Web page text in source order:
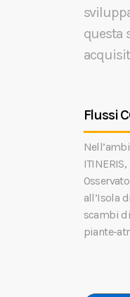
questa
Flussi
all’Isola
scambi
piante-